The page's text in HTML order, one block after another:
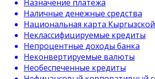
Назначение платежа
Наличные денежные средства
Национальная карта
Неклассифицируемые кредиты
Непроцентные доходы банка
Неконвертируемые валюты
Необеспеченные кредиты